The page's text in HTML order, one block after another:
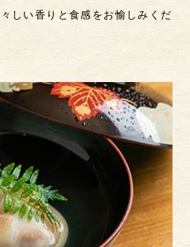
しい香りと食感をお愉しみくだ